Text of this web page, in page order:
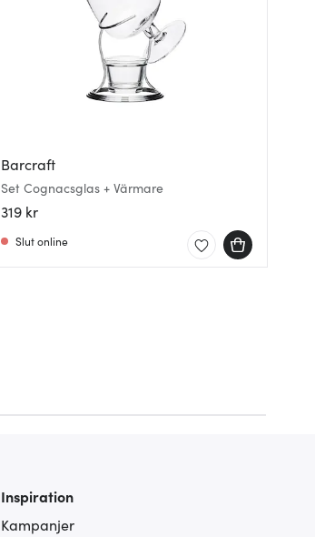
Barcraft
Set Cognacsglas + Värmare
319 kr
Slut online
Inspiration
Kampanjer